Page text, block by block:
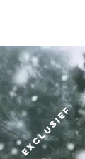
EXCLUSIEF